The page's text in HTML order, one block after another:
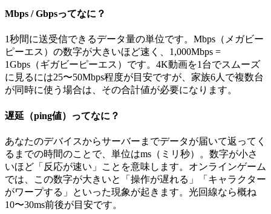
Mbps / Gbpsってなに？
1秒間に送受信できるデータ量の単位です。Mbps（メガビー
ピーエス）の数字が大きいほど速く、1,000Mbps =
1Gbps（ギガビーピーエス）です。4K動画を1台でスムーズ
に見るには25〜50Mbps程度が目安ですが、家族6人で複数台
が同時に使う場合は、その合計値が必要になります。
遅延（ping値）ってなに？
あなたのデバイスからサーバーまでデータが届いて返ってく
るまでの時間のことで、単位はms（ミリ秒）。数字が小さ
いほど「反応が速い」ことを意味します。オンラインゲーム
では、この数字が大きいと「操作が遅れる」「キャラクター
がワープする」といった現象が起きます。光回線なら概ね
10〜30ms前後が目安です。